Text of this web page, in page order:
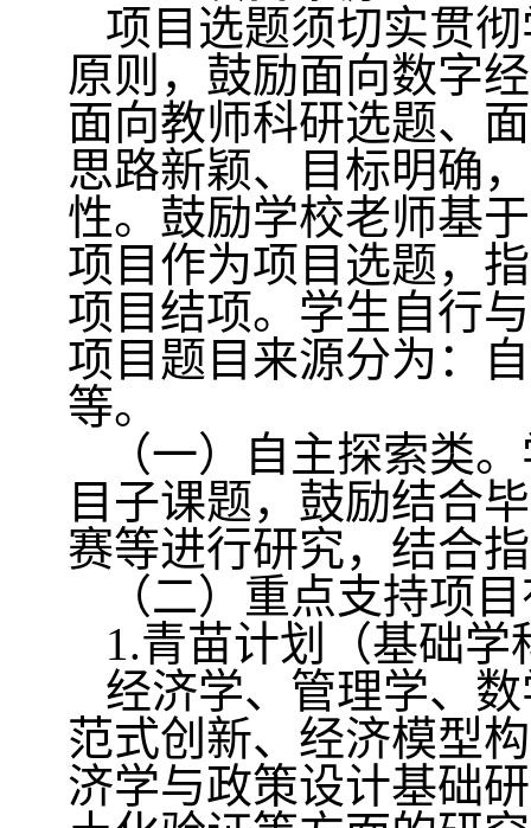
项目选题须切实贯
原则，鼓励面向数字
面向教师科研选题、
思路新颖、目标明确
性。鼓励学校老师基
项目作为项目选题，
项目结项。学生自行
项目题目来源分为：
等。
（一）自主探索类
目子课题，鼓励结合
赛等进行研究，结合
（二）重点支持项
1.青苗计划（基础学
经济学、管理学、
范式创新、经济模型
济学与政策设计基础